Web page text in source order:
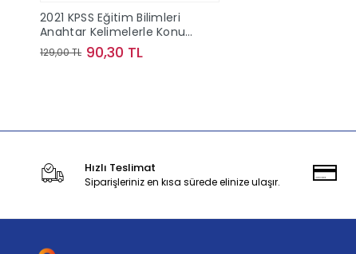
2021 KPSS Eğitim Bilimleri
Anahtar Kelimelerle Konu
Anlatımı 2 Kitap
129,00 TL 90,30 TL
Hızlı Teslimat
Siparişleriniz en kısa sürede elinize ulaşır.